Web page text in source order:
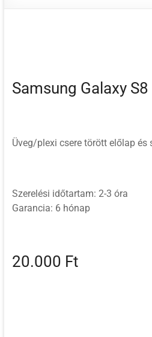
Samsung Galaxy S8
Üveg/plexi csere törött előlap és
Szerelési időtartam: 2-3 óra
Garancia: 6 hónap
20.000 Ft